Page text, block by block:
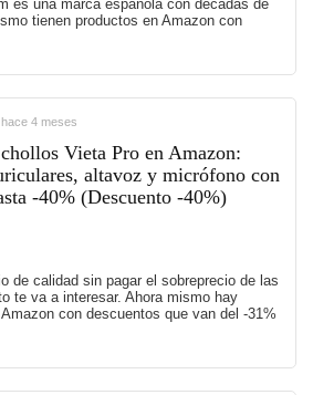
es una marca española con décadas de
tienen productos en Amazon con
hace 4 meses
Vieta Pro en Amazon:
altavoz y micrófono con
-40% (Descuento -40%)
de calidad sin pagar el sobreprecio de las
te va a interesar. Ahora mismo hay
con descuentos que van del -31%